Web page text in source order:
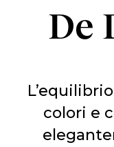
De
colori e